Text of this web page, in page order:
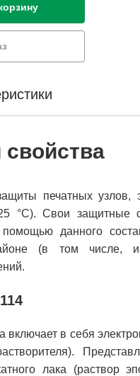
печатных узлов,
°С). Свои защитные
данного
(в том числе, и
включает в себя
лака (раствор